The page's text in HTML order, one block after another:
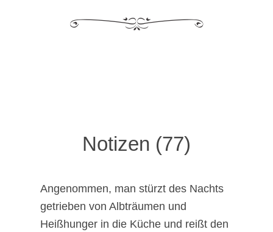
Notizen (77)
Angenommen, man stürzt des Nachts
getrieben von Albträumen und
Heißhunger in die Küche und reißt den